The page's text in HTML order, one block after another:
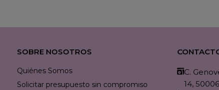
SOBRE NOSOTROS
Quiénes Somos
Solicitar presupuesto sin compromiso
C.
14,